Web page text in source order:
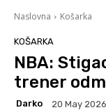
Naslovna Košarka
KOŠARKA
NBA:
trener
Darko 20 May